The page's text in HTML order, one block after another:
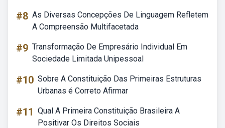
#8 As Diversas Concepções De Linguagem Refletem
A Compreensão Multifacetada
#9 Transformação De Empresário Individual Em
Sociedade Limitada Unipessoal
#10 Sobre A Constituição Das Primeiras Estruturas
Urbanas é Correto Afirmar
#11 Qual A Primeira Constituição Brasileira A
Positivar Os Direitos Sociais